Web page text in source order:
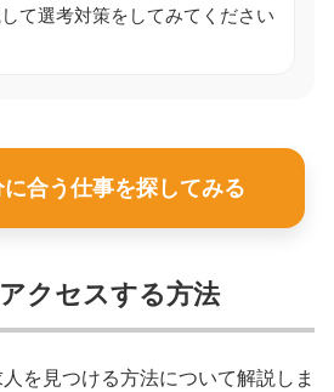
て選考対策をしてみてください
に合う仕事を探してみる
クセスする方法
を見つける方法について解説しま